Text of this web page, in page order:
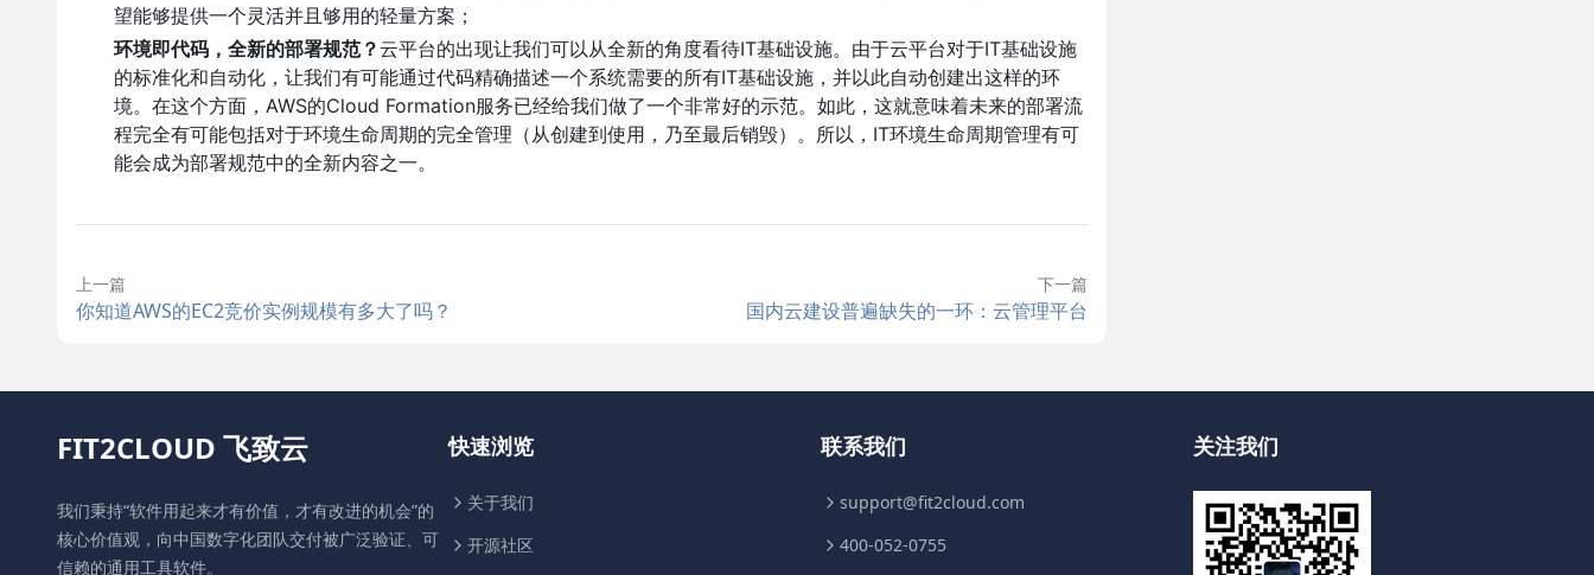
望能够提供一个灵活并且够用的轻量方案；
环境即代码，全新的部署规范？云平台的出现让我们可以从全新的角度看待IT基础设施。由于云平台对于IT基础设施
的标准化和自动化，让我们有可能通过代码精确描述一个系统需要的所有IT基础设施，并以此自动创建出这样的环
境。在这个方面，AWS的Cloud Formation服务已经给我们做了一个非常好的示范。如此，这就意味着未来的部署流
程完全有可能包括对于环境生命周期的完全管理（从创建到使用，乃至最后销毁）。所以，IT环境生命周期管理有可
能会成为部署规范中的全新内容之一。
上一篇
你知道AWS的EC2竞价实例规模有多大了吗？
下一篇
国内云建设普遍缺失的一环：云管理平台
FIT2CLOUD 飞致云
我们秉持“软件用起来才有价值，才有改进的机会”的
核心价值观，向中国数字化团队交付被广泛验证、可
信赖的通用工具软件。
快速浏览
关于我们
开源社区
联系我们
support@fit2cloud.com
400-052-0755
关注我们